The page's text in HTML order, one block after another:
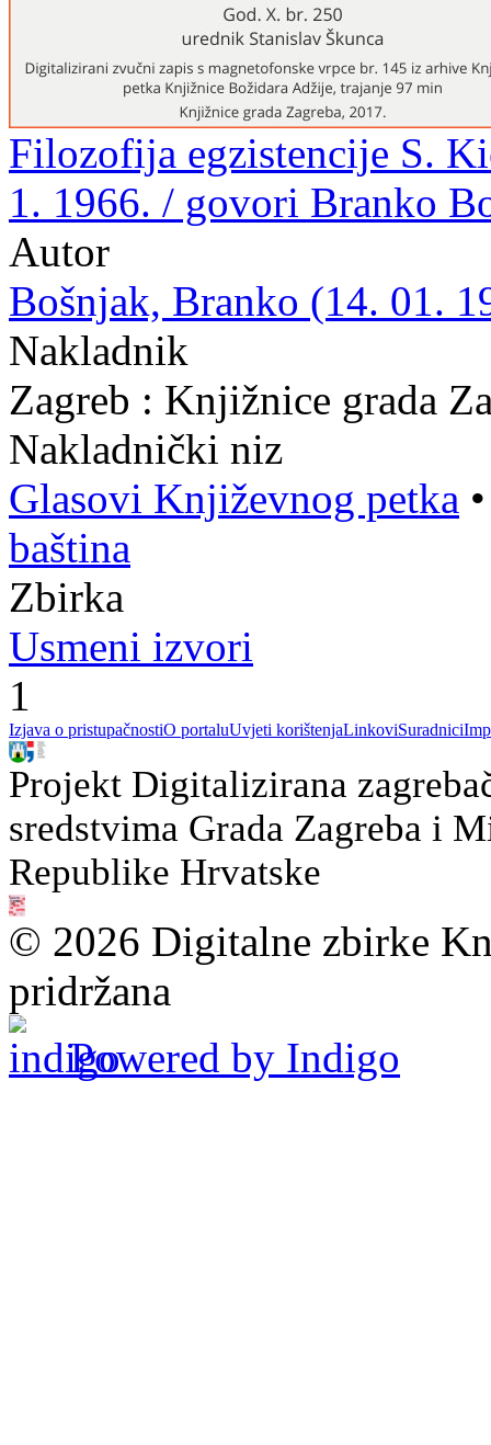
Filozofija egzistencije S.
1. 1966. / govori Branko
Autor
Bošnjak, Branko (14. 01.
Nakladnik
Zagreb : Knjižnice grada
Nakladnički niz
Glasovi Književnog petka
baština
Zbirka
Usmeni izvori
1
Izjava o pristupačnostiO portaluUvjeti korištenjaLinkoviSuradnici
Projekt Digitalizirana
sredstvima Grada Zagreba i
Republike Hrvatske
© 2026 Digitalne zbirke
pridržana
Powered by Indigo